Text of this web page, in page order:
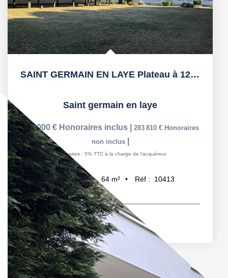
SAINT GERMAIN EN LAYE Plateau à 12' de la place du marché
Saint germain en laye
298 000 € Honoraires inclus 283 810 € Honoraires
non inclus
Honoraires : 5% TTC à la charge de l'acquéreur
4pièce(s) 64 m² Réf : 10413